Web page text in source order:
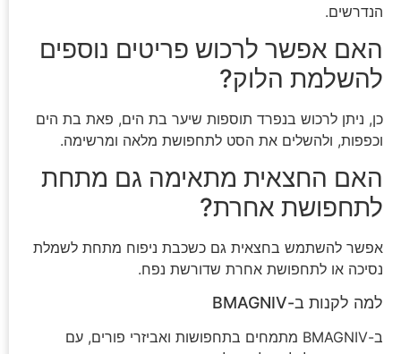
הנדרשים.
האם אפשר לרכוש פריטים נוספים
להשלמת הלוק?
כן, ניתן לרכוש בנפרד תוספות שיער בת הים, פאת בת הים
וכפפות, ולהשלים את הסט לתחפושת מלאה ומרשימה.
האם החצאית מתאימה גם מתחת
לתחפושת אחרת?
אפשר להשתמש בחצאית גם כשכבת ניפוח מתחת לשמלת
נסיכה או לתחפושת אחרת שדורשת נפח.
למה לקנות ב-BMAGNIV
ב-BMAGNIV מתמחים בתחפושות ואביזרי פורים, עם